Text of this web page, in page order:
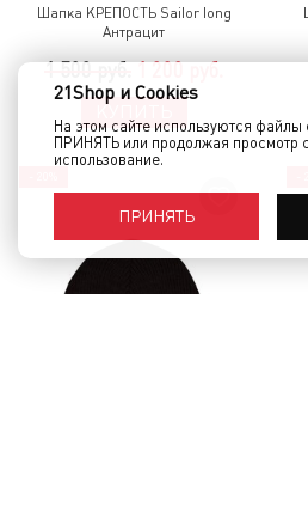
Шапка КРЕПОСТЬ Sailor long
Антрацит
21Shop и Cookies
На этом сайте используются
ПРИНЯТЬ или продолжая просмотр
использование.
ПРИНЯТЬ